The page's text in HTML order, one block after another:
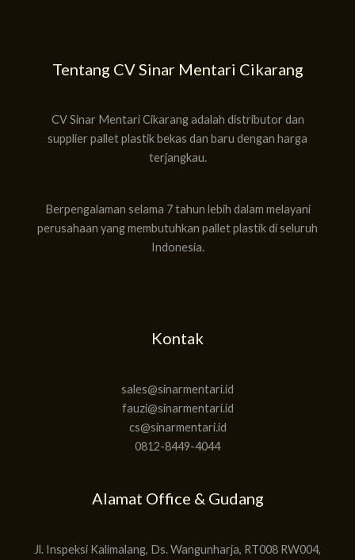
Tentang CV Sinar Mentari Cikarang
CV Sinar Mentari Cikarang adalah distributor dan
supplier pallet plastik bekas dan baru dengan harga
terjangkau.
Berpengalaman selama 7 tahun lebih dalam melayani
perusahaan yang membutuhkan pallet plastik di seluruh
Indonesia.
Kontak
sales@sinarmentari.id
fauzi@sinarmentari.id
cs@sinarmentari.id
0812-8449-4044
Alamat Office & Gudang
Jl. Inspeksi Kalimalang, Ds. Wangunharja, RT008 RW004,